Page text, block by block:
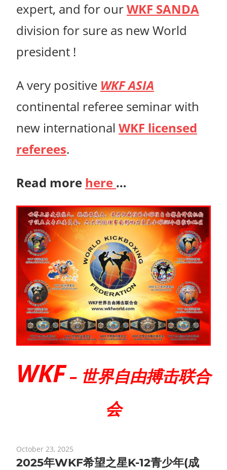
expert, and for ourWKF SANDA
division for sure as new World
president !
A very positive WKF ASIA
continental referee seminar with
new international WKF licensed
referees.
Read more here …
WKF– 世界自由搏击联合
会
October 23, 2025
2025年WKF希望之星K-12青少年(成